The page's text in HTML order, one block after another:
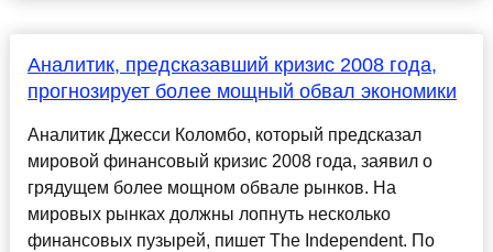
Аналитик, предсказавший кризис 2008 года,
прогнозирует более мощный обвал экономики
Аналитик Джесси Коломбо, который предсказал
мировой финансовый кризис 2008 года, заявил о
грядущем более мощном обвале рынков. На
мировых рынках должны лопнуть несколько
финансовых пузырей, пишет The Independent. По